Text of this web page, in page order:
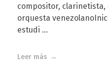
compositor,
orquesta
estudi ...
Leer más